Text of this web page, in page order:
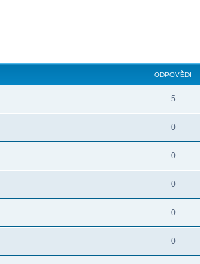
ODPOVĚDI
5
0
0
0
0
0